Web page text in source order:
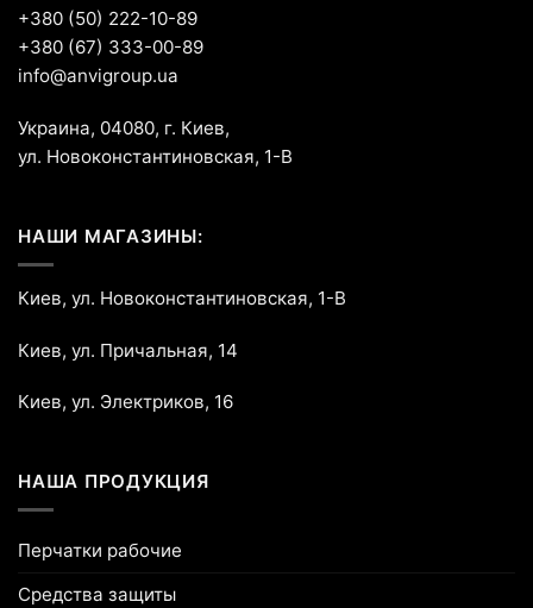
+380 (50) 222-10-89
+380 (67) 333-00-89
info@anvigroup.ua
Украина, 04080, г. Киев,
ул. Новоконстантиновская, 1-В
НАШИ МАГАЗИНЫ:
Киев, ул. Новоконстантиновская, 1-В
Киев, ул. Причальная, 14
Киев, ул. Электриков, 16
НАША ПРОДУКЦИЯ
Перчатки рабочие
Средства защиты